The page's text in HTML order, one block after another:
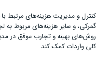
کنترل و مدیریت هزینه‌های مرتبط
گمرکی، و سایر هزینه‌های مربوط به
روش‌های بهینه و تجارب موفق در
کلی واردات کمک کند.